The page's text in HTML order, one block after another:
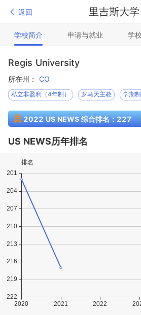
返回 里吉斯大学
学校简介 申请与就业 学
Regis University
所在州： CO
私立非盈利（4年制） 罗马天主教 学期制
2022 US NEWS 综合排名：227
US NEWS历年排名